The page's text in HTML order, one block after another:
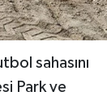
sahasını
Park ve